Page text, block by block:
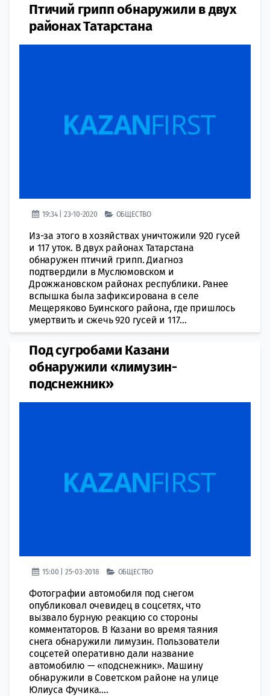
Птичий грипп обнаружили в двух
районах Татарстана
19:34 | 23-10-2020 ОБЩЕСТВО
Из-за этого в хозяйствах уничтожили 920 гусей
и 117 уток. В двух районах Татарстана
обнаружен птичий грипп. Диагноз
подтвердили в Муслюмовском и
Дрожжановском районах республики. Ранее
вспышка была зафиксирована в селе
Мещеряково Буинского района, где пришлось
умертвить и сжечь 920 гусей и 117...
Под сугробами Казани
обнаружили «лимузин-
подснежник»
15:00 | 25-03-2018 ОБЩЕСТВО
Фотографии автомобиля под снегом
опубликовал очевидец в соцсетях, что
вызвало бурную реакцию со стороны
комментаторов. В Казани во время таяния
снега обнаружили лимузин. Пользователи
соцсетей оперативно дали название
автомобилю — «подснежник». Машину
обнаружили в Советском районе на улице
Юлиуса Фучика....